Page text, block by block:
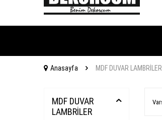
Anasayfa MDF DUVAR LAMBRİLER
MDF DUVAR
LAMBRİLER